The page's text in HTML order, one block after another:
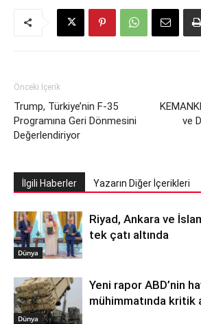
Önceki İçerik
Trump, Türkiye’nin F-35
Programına Geri Dönmesini
Değerlendiriyor
ve
İlgili Haberler Yazarın Diğer İçerikleri
Dünya
Riyad, Ankara ve
tek çatı altında
Dünya
Yeni rapor ABD’nin
mühimmatında